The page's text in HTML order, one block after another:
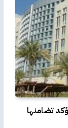
تضامنها